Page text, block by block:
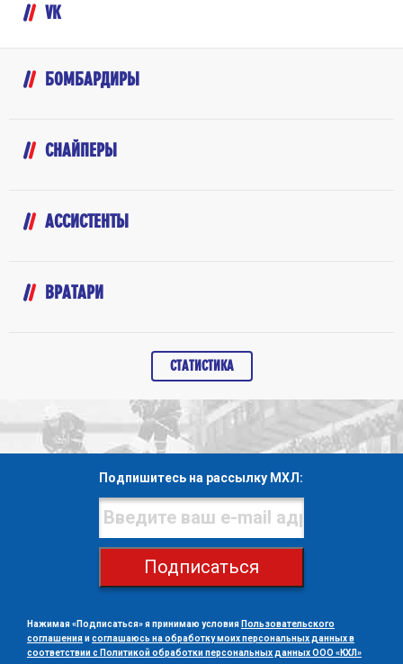
VK
БОМБАРДИРЫ
СНАЙПЕРЫ
АССИСТЕНТЫ
ВРАТАРИ
СТАТИСТИКА
Подпишитесь на рассылку МХЛ:
Подписаться
Нажимая «Подписаться» я принимаю условия Пользовательского
соглашенияисоглашаюсь на обработку моих персональных данных в
соответствии с Политикой обработки персональных данных ООО «КХЛ»